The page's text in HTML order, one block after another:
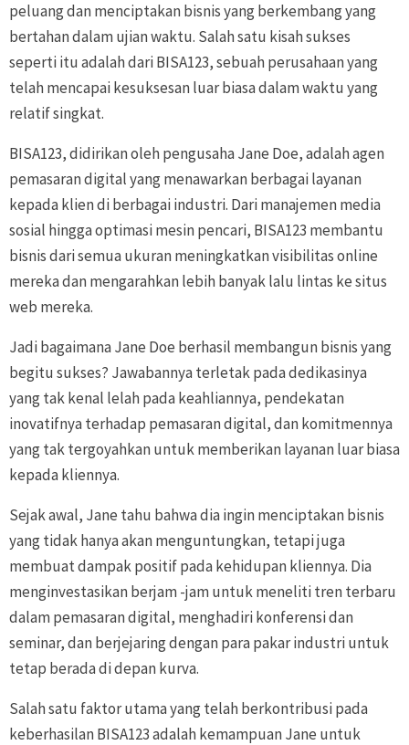
peluang dan menciptakan bisnis yang berkembang yang
bertahan dalam ujian waktu. Salah satu kisah sukses
seperti itu adalah dari BISA123, sebuah perusahaan yang
telah mencapai kesuksesan luar biasa dalam waktu yang
relatif singkat.
BISA123, didirikan oleh pengusaha Jane Doe, adalah agen
pemasaran digital yang menawarkan berbagai layanan
kepada klien di berbagai industri. Dari manajemen media
sosial hingga optimasi mesin pencari, BISA123 membantu
bisnis dari semua ukuran meningkatkan visibilitas online
mereka dan mengarahkan lebih banyak lalu lintas ke situs
web mereka.
Jadi bagaimana Jane Doe berhasil membangun bisnis yang
begitu sukses? Jawabannya terletak pada dedikasinya
yang tak kenal lelah pada keahliannya, pendekatan
inovatifnya terhadap pemasaran digital, dan komitmennya
yang tak tergoyahkan untuk memberikan layanan luar biasa
kepada kliennya.
Sejak awal, Jane tahu bahwa dia ingin menciptakan bisnis
yang tidak hanya akan menguntungkan, tetapi juga
membuat dampak positif pada kehidupan kliennya. Dia
menginvestasikan berjam -jam untuk meneliti tren terbaru
dalam pemasaran digital, menghadiri konferensi dan
seminar, dan berjejaring dengan para pakar industri untuk
tetap berada di depan kurva.
Salah satu faktor utama yang telah berkontribusi pada
keberhasilan BISA123 adalah kemampuan Jane untuk